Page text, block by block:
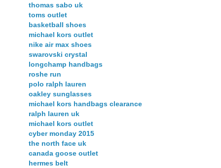
thomas sabo uk
toms outlet
basketball shoes
michael kors outlet
nike air max shoes
swarovski crystal
longchamp handbags
roshe run
polo ralph lauren
oakley sunglasses
michael kors handbags clearance
ralph lauren uk
michael kors outlet
cyber monday 2015
the north face uk
canada goose outlet
hermes belt